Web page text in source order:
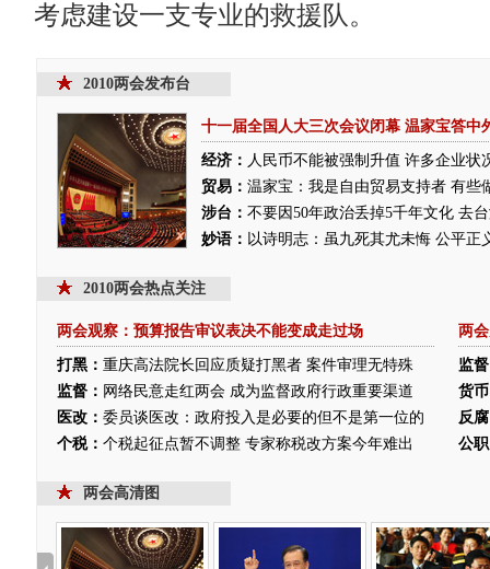
考虑建设一支专业的救援队。
2010两会发布台
十一届全国人大三次会议闭幕 温家宝答中
经济： 人民币不能被强制升值 许多企业状
贸易： 温家宝：我是自由贸易支持者 有些
涉台： 不要因50年政治丢掉5千年文化 去
妙语： 以诗明志：虽九死其尤未悔 公平正
2010两会热点关注
两会观察：预算报告审议表决不能变成走过场
打黑： 重庆高法院长回应质疑打黑者 案件审理无特殊
监督： 网络民意走红两会 成为监督政府行政重要渠道
医改： 委员谈医改：政府投入是必要的但不是第一位的
个税： 个税起征点暂不调整 专家称税改方案今年难出
两
监
货
反
公
两会高清图